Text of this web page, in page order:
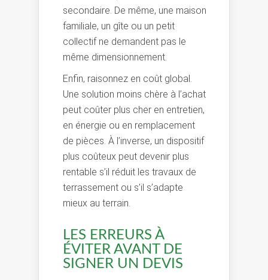
secondaire. De même, une maison
familiale, un gîte ou un petit
collectif ne demandent pas le
même dimensionnement.
Enfin, raisonnez en coût global.
Une solution moins chère à l’achat
peut coûter plus cher en entretien,
en énergie ou en remplacement
de pièces. À l’inverse, un dispositif
plus coûteux peut devenir plus
rentable s’il réduit les travaux de
terrassement ou s’il s’adapte
mieux au terrain.
LES ERREURS À
ÉVITER AVANT DE
SIGNER UN DEVIS